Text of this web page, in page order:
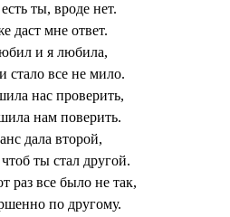
ты, вроде нет.
даст мне ответ.
и я любила,
стало все не мило.
нас проверить,
нам поверить.
дала второй,
ты стал другой.
раз все было не так,
по другому.